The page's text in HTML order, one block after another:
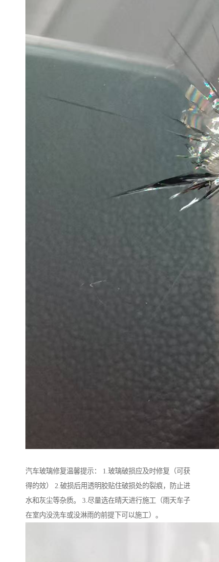
汽车玻璃修复温馨提示： 1.玻璃破损应及时修复（可获
得的效） 2.破损后用透明胶贴住破损处的裂痕，防止进
水和灰尘等杂质。 3.尽量选在晴天进行施工（雨天车子
在室内没洗车或没淋雨的前提下可以施工）。